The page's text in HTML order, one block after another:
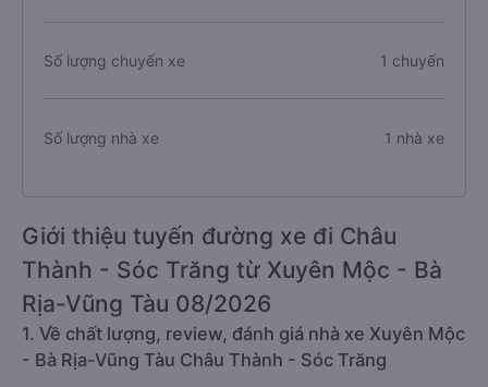
Số lượng chuyến xe 1 chuyến
Số lượng nhà xe 1 nhà xe
Giới thiệu tuyến đường xe đi Châu
Thành - Sóc Trăng từ Xuyên Mộc - Bà
Rịa-Vũng Tàu 08/2026
1. Về chất lượng, review, đánh giá nhà xe Xuyên Mộc
- Bà Rịa-Vũng Tàu Châu Thành - Sóc Trăng